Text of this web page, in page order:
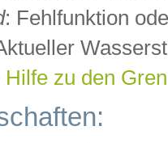
: Fehlfunktion
Hilfe zu den